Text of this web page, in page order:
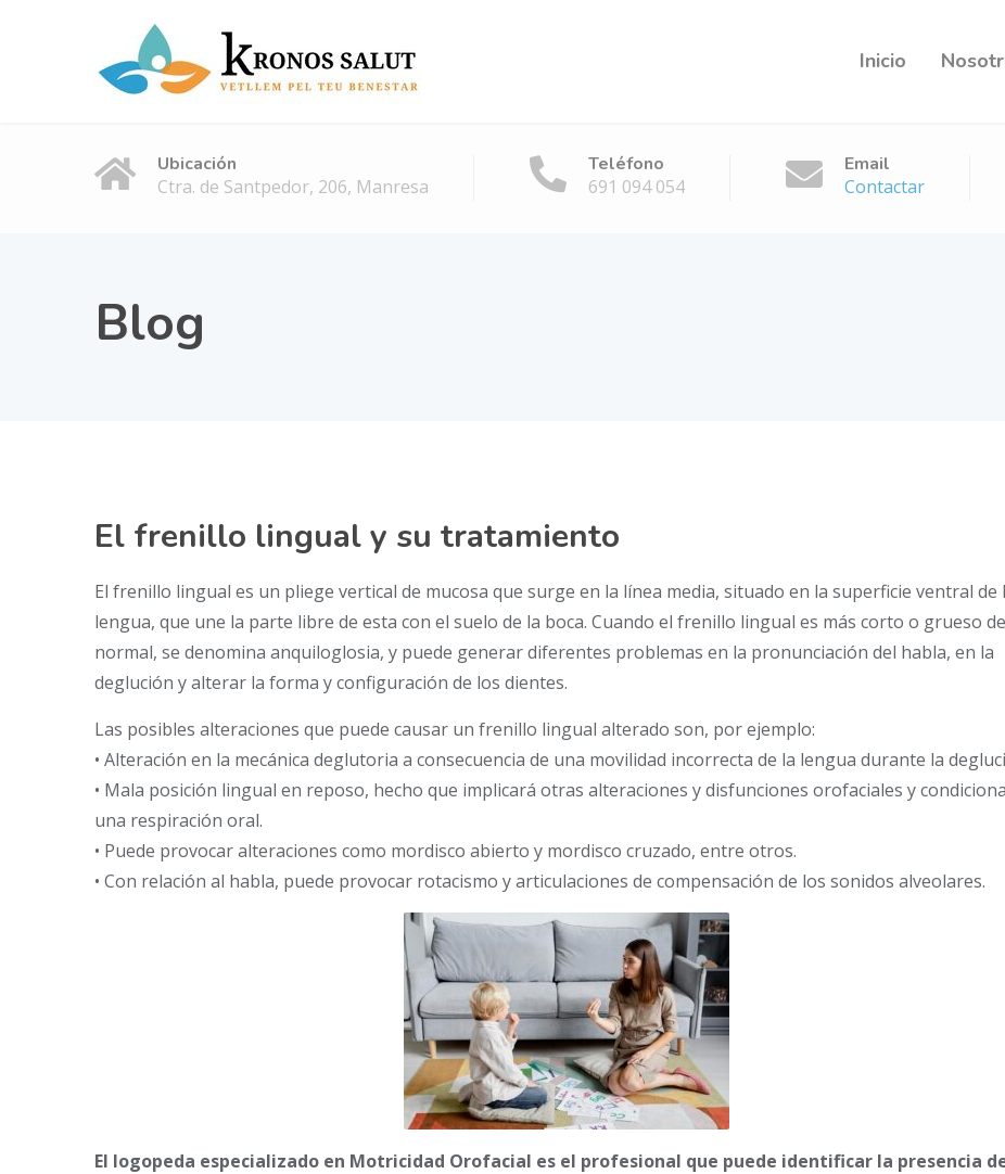
Inicio
Ubicación
Ctra. de Santpedor, 206, Manresa
Teléfono
691 094 054
Email
Contactar
Blog
El frenillo lingual y su tratamiento
El frenillo lingual es un pliege vertical de mucosa que surge en la línea media, situado en la superficie ventral de
lengua, que une la parte libre de esta con el suelo de la boca. Cuando el frenillo lingual es más corto o grueso
normal, se denomina anquiloglosia, y puede generar diferentes problemas en la pronunciación del habla, en la
deglución y alterar la forma y configuración de los dientes.
Las posibles alteraciones que puede causar un frenillo lingual alterado son, por ejemplo:
• Alteración en la mecánica deglutoria a consecuencia de una movilidad incorrecta de la lengua durante la
• Mala posición lingual en reposo, hecho que implicará otras alteraciones y disfunciones orofaciales y
una respiración oral.
• Puede provocar alteraciones como mordisco abierto y mordisco cruzado, entre otros.
• Con relación al habla, puede provocar rotacismo y articulaciones de compensación de los sonidos alveolares.
El logopeda especializado en Motricidad Orofacial es el profesional que puede identificar la presencia